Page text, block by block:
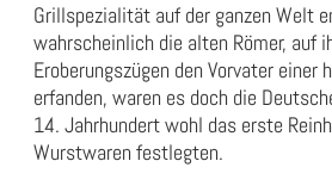
Grillspezialität auf der ganzen Welt
wahrscheinlich die alten Römer, auf
Eroberungszügen den Vorvater
erfanden, waren es doch die
14. Jahrhundert wohl das erste
Wurstwaren festlegten.